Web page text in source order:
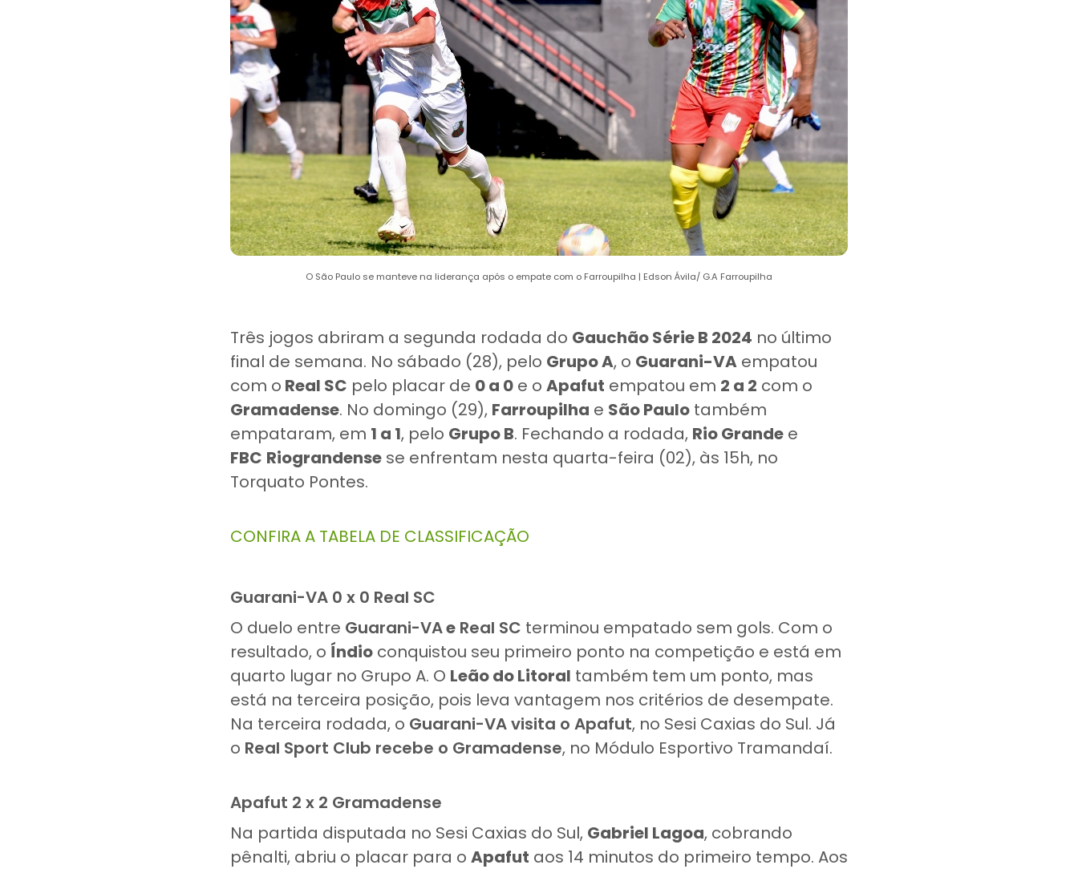
O São Paulo se manteve na liderança após o empate com o Farroupilha | Edson Ávila/ G.A Farroupilha
Três jogos abriram a segunda rodada do Gauchão Série B 2024 no último
final de semana. No sábado (28), pelo Grupo A, o Guarani-VA empatou
com o Real SC pelo placar de 0 a 0 e o Apafut empatou em 2 a 2 com o
Gramadense. No domingo (29), Farroupilha e São Paulo também
empataram, em 1 a 1, pelo Grupo B. Fechando a rodada, Rio Grande e
FBC Riograndense se enfrentam nesta quarta-feira (02), às 15h, no
Torquato Pontes.
CONFIRA A TABELA DE CLASSIFICAÇÃO
Guarani-VA 0 x 0 Real SC
O duelo entre Guarani-VAe Real SC terminou empatado sem gols. Com o
resultado, o Índio conquistou seu primeiro ponto na competição e está em
quarto lugar no Grupo A. O Leão do Litoral também tem um ponto, mas
está na terceira posição, pois leva vantagem nos critérios de desempate.
Na terceira rodada, o Guarani-VA visita o Apafut, no Sesi Caxias do Sul. Já
o Real Sport Club recebe o Gramadense, no Módulo Esportivo Tramandaí.
Apafut 2 x 2 Gramadense
Na partida disputada no Sesi Caxias do Sul, Gabriel Lagoa, cobrando
pênalti, abriu o placar para o Apafut aos 14 minutos do primeiro tempo. Aos